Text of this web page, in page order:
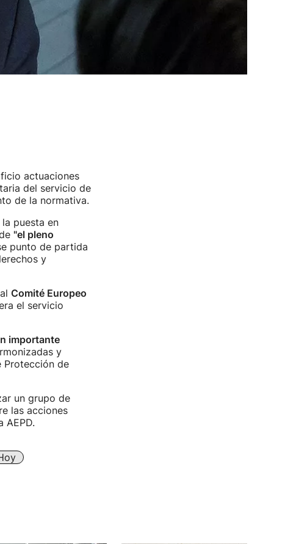
actuaciones
del servicio de
de la normativa.
puesta en
"el pleno
punto de partida
y
Comité Europeo
el servicio
importante
y
Protección de
un grupo de
las acciones
AEPD.